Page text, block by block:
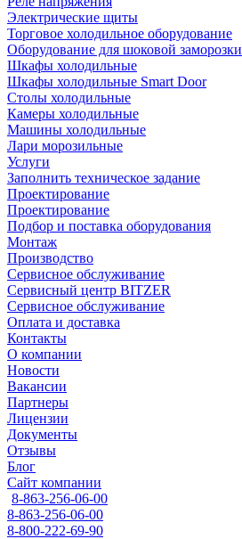
Электрические щиты
Торговое холодильное оборудование
Оборудование для шоковой заморозки
Шкафы холодильные
Шкафы холодильные Smart Door
Столы холодильные
Камеры холодильные
Машины холодильные
Лари морозильные
Услуги
Заполнить техническое задание
Проектирование
Проектирование
Подбор и поставка оборудования
Монтаж
Производство
Сервисное обслуживание
Сервисный центр BITZER
Сервисное обслуживание
Оплата и доставка
Контакты
О компании
Новости
Вакансии
Партнеры
Лицензии
Документы
Отзывы
Блог
Сайт компании
8-863-256-06-00
8-863-256-06-00
8-800-222-69-90